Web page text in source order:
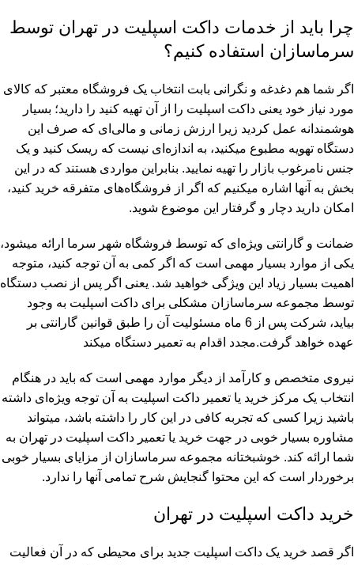
چرا باید از خدمات داکت اسپلیت در تهران توسط
سرماسازان استفاده کنیم؟
اگر شما هم دغدغه و نگرانی بابت انتخاب یک فروشگاه معتبر که کالای
مورد نیاز خود یعنی داکت اسپلیت را از آن تهیه کنید را دارید؛ بسیار
هوشمندانه عمل کردید زیرا ارزش زمانی و مالی‌ای که صرف این
دستگاه تهویه مطبوع میکنید، به اندازه‌ای نیست که ریسک کنید و یک
جنس نامرغوب بازار را تهیه نمایید. بنابر‌این مواردی هستند که در این
بخش به آنها اشاره میکنیم که اگر از فروشگاه‌های متفرقه خرید کنید،
امکان دارید دچار و گرفتار این موضوع شوید.
ضمانت و گارانتی ویژه‌ای که توسط فروشگاه شهر سرما ارائه میشود،
یکی از موارد بسیار مهمی است که اگر کمی به آن توجه کنید، متوجه
اهمیت بسیار زیاد این ویژگی خواهید شد. یعنی اگر پس از نصب دستگاه
توسط مجموعه سرماسازان مشکلی برای داکت اسپلیت به وجود
بیاید، شرکت پس از 6 ماه مسئولیت آن را طبق قوانین گارانتی بر
عهده خواهد گرفت.مجدد اقدام به تعمیر دستگاه میکند
نیروی متخصص و کارآمد از دیگر موارد مهمی است که باید در هنگام
انتخاب یک مرکز خرید یا تعمیر داکت اسپلیت به آن توجه ویژه‌ای داشته
باشید زیرا کسی که تجربه کافی در این کار را داشته باشد، میتواند
مشاوره بسیار خوبی در جهت خرید یا تعمیر داکت اسپلیت در تهران به
شما ارائه کند. خوشبختانه مجموعه سرماسازان از مزایای بسیار خوبی
برخوردار است که این محتوا گنجایش شرح تمامی آنها را ندارد.
خرید داکت اسپلیت در تهران
اگر قصد خرید یک داکت اسپلیت جدید برای محیطی که در آن فعالیت